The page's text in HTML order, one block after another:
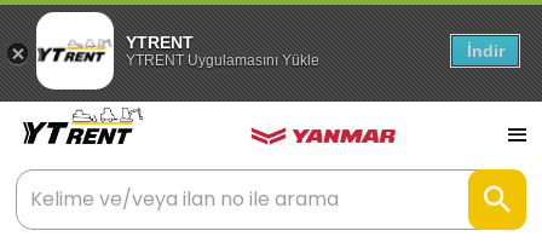
YTRENT
YTRENT Uygulamasını Yükle İndir